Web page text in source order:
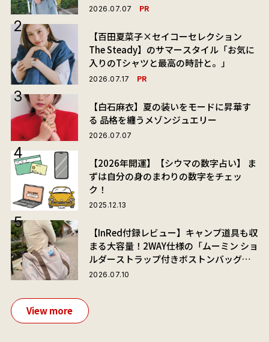
2026.07.07 PR
【百田夏菜子×セイコーセレクション
The Steady】のサマースタイル「お気に
入りのTシャツと最高の時計と。」
2026.07.17 PR
【白石麻衣】夏の装いをモードに昇華す
る 品格を纏うメゾンジュエリー
2026.07.07
【2026年開運】【シウマの数字占い】 ま
ずは自分の身のまわりの数字をチェッ
ク！
2025.12.13
【InRed付録レビュー】キャンプ道具も収
まる大容量！2WAY仕様の「ムーミン ショ
ルダーストラップ付きボストンバッグ」
が夏旅におすすめな理由
2026.07.10
View more